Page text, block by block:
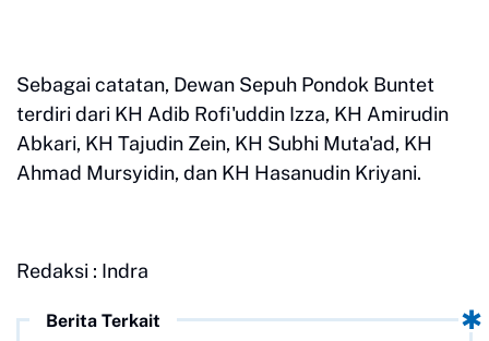
Sebagai catatan, Dewan Sepuh Pondok Buntet
terdiri dari KH Adib Rofi'uddin Izza, KH Amirudin
Abkari, KH Tajudin Zein, KH Subhi Muta'ad, KH
Ahmad Mursyidin, dan KH Hasanudin Kriyani.
Redaksi : Indra
Berita Terkait